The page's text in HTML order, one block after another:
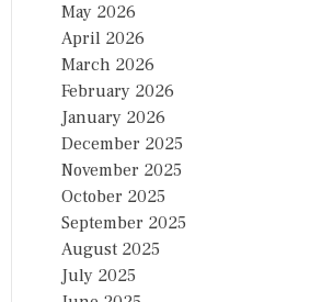
May 2026
April 2026
March 2026
February 2026
January 2026
December 2025
November 2025
October 2025
September 2025
August 2025
July 2025